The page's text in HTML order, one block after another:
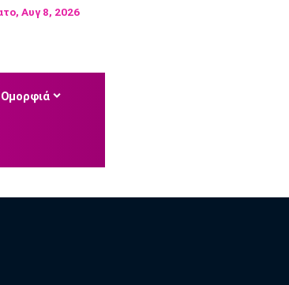
Αυγ 8, 2026
Ομορφιά